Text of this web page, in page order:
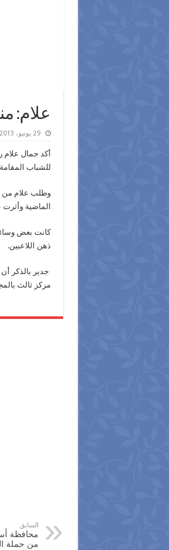
علام:
29 يونيو، 2013
أكد جمال
للشباب المقامة
وطلب علام من
الماضية
كانت بعض
ذهن اللاعبين.
مركز ثالث
السابق
من حملة